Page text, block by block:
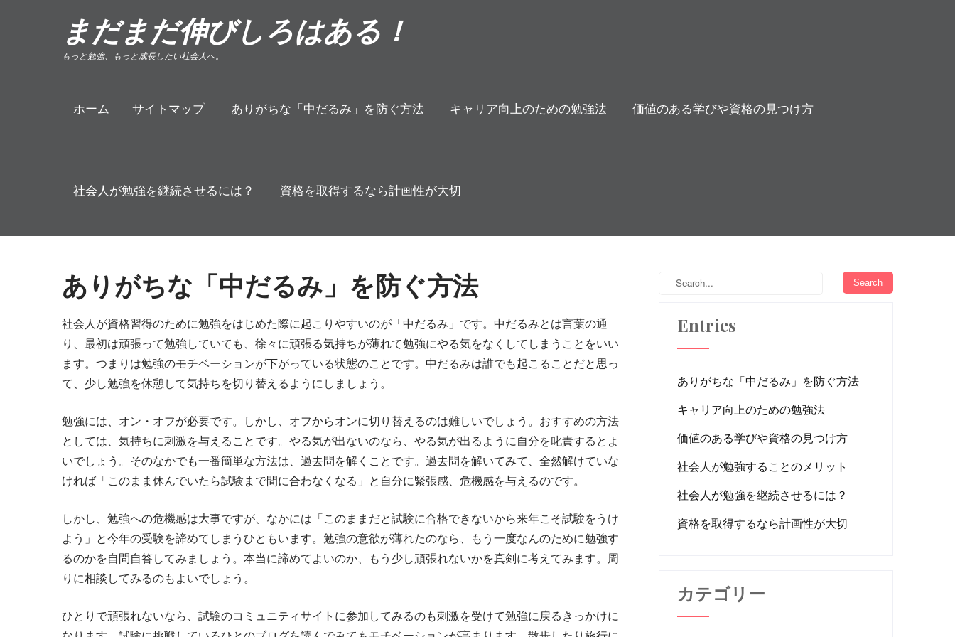
まだまだ伸びしろはある！
もっと勉強、もっと成長したい社会人へ。
ホーム サイトマップ ありがちな「中だるみ」を防ぐ方法 キャリア向上のための勉強法 価値のある学びや資格の見つけ方
社会人が勉強を継続させるには？ 資格を取得するなら計画性が大切
ありがちな「中だるみ」を防ぐ方法
社会人が資格習得のために勉強をはじめた際に起こりやすいのが「中だるみ」です。中だるみとは言葉の通
り、最初は頑張って勉強していても、徐々に頑張る気持ちが薄れて勉強にやる気をなくしてしまうことをいい
ます。つまりは勉強のモチベーションが下がっている状態のことです。中だるみは誰でも起こることだと思っ
て、少し勉強を休憩して気持ちを切り替えるようにしましょう。
勉強には、オン・オフが必要です。しかし、オフからオンに切り替えるのは難しいでしょう。おすすめの方法
としては、気持ちに刺激を与えることです。やる気が出ないのなら、やる気が出るように自分を叱責するとよ
いでしょう。そのなかでも一番簡単な方法は、過去問を解くことです。過去問を解いてみて、全然解けていな
ければ「このまま休んでいたら試験まで間に合わなくなる」と自分に緊張感、危機感を与えるのです。
しかし、勉強への危機感は大事ですが、なかには「このままだと試験に合格できないから来年こそ試験をうけ
よう」と今年の受験を諦めてしまうひともいます。勉強の意欲が薄れたのなら、もう一度なんのために勉強す
るのかを自問自答してみましょう。本当に諦めてよいのか、もう少し頑張れないかを真剣に考えてみます。周
りに相談してみるのもよいでしょう。
ひとりで頑張れないなら、試験のコミュニティサイトに参加してみるのも刺激を受けて勉強に戻るきっかけに
Entries
ありがちな「中だるみ」を防ぐ方法
キャリア向上のための勉強法
価値のある学びや資格の見つけ方
社会人が勉強することのメリット
社会人が勉強を継続させるには？
資格を取得するなら計画性が大切
カテゴリー